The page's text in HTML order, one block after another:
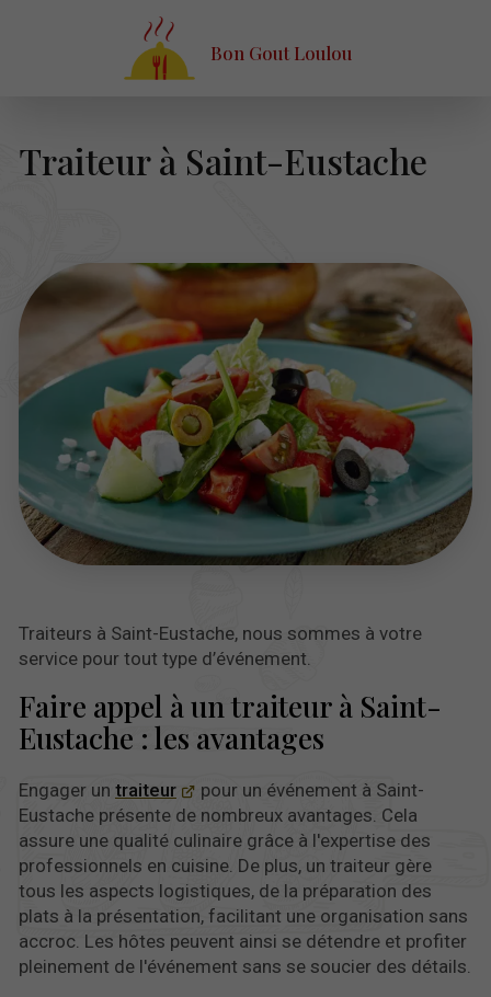
Bon Gout Loulou
Traiteur à Saint-Eustache
Traiteurs à Saint-Eustache, nous sommes à votre
service pour tout type d’événement.
Faire appel à un traiteur à Saint-
Eustache : les avantages
Engager un traiteur
pour un événement à Saint-
Eustache présente de nombreux avantages. Cela
assure une qualité culinaire grâce à l'expertise des
professionnels en cuisine. De plus, un traiteur gère
tous les aspects logistiques, de la préparation des
plats à la présentation, facilitant une organisation sans
accroc. Les hôtes peuvent ainsi se détendre et profiter
pleinement de l'événement sans se soucier des détails.